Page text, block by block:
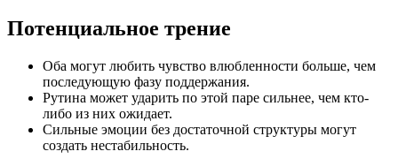
Потенциальное трение
Оба могут любить чувство влюбленности больше, чем
последующую фазу поддержания.
Рутина может ударить по этой паре сильнее, чем кто-
либо из них ожидает.
Сильные эмоции без достаточной структуры могут
создать нестабильность.